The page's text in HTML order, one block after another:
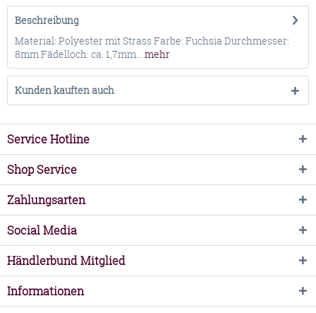
Beschreibung
Material: Polyester mit Strass Farbe: Fuchsia Durchmesser:
8mm Fädelloch: ca. 1,7mm... mehr
Kunden kauften auch
Service Hotline
Shop Service
Zahlungsarten
Social Media
Händlerbund Mitglied
Informationen